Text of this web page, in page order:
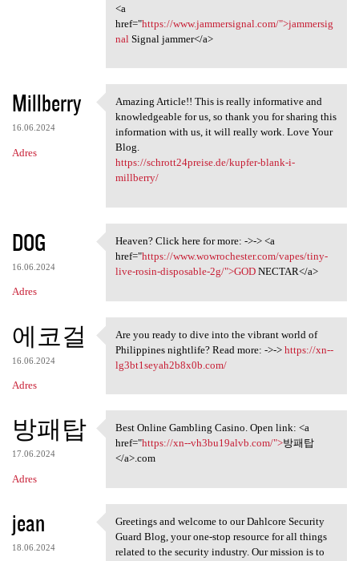
<a
href="https://www.jammersignal.com/">jammersig
nal Signal jammer</a>
Millberry
16.06.2024
Adres
Amazing Article!! This is
Amazing Article!! This is really informative and
knowledgeable for us, so thank you for sharing this
information with us, it will really work. Love Your
Blog.
https://schrott24preise.de/kupfer-blank-i-
millberry/
DOG
16.06.2024
Adres
Heaven? Click here for more:
Heaven? Click here for more: ->-> <a
href="https://www.wowrochester.com/vapes/tiny-
live-rosin-disposable-2g/">GODNECTAR</a>
에코걸
16.06.2024
Adres
Are you ready to dive into
Are you ready to dive into the vibrant world of
Philippines nightlife? Read more: ->-> https://xn--
lg3bt1seyah2b8x0b.com/
방패탑
17.06.2024
Adres
Best Online Gambling Casino.
Best Online Gambling Casino. Open link: <a
href="https://xn--vh3bu19alvb.com/">방패탑
</a>.com
jean
18.06.2024
Greetings and welcome to our
Greetings and welcome to our Dahlcore Security
Guard Blog, your one-stop resource for all things
related to the security industry. Our mission is to